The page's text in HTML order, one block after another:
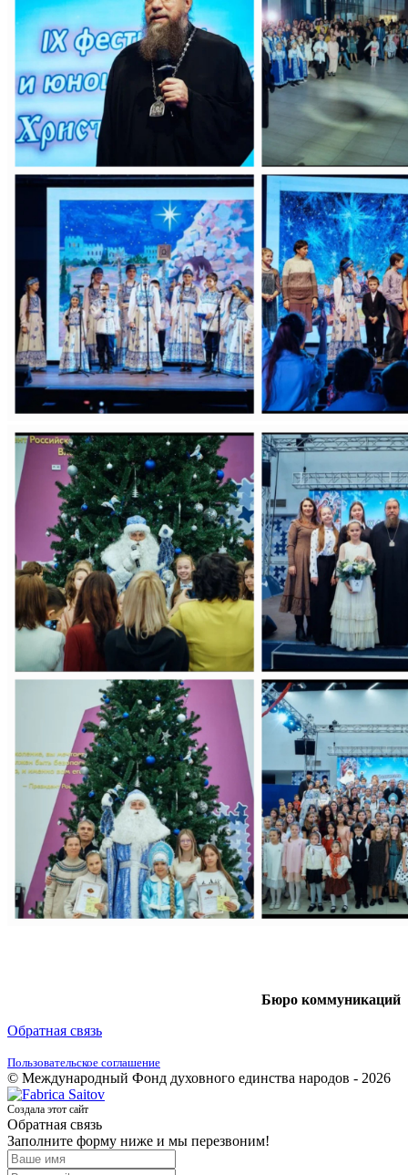
Бюро коммуникаций
Обратная связь
Пользовательское соглашение
© Международный Фонд духовного единства народов - 2026
Создала этот сайт
Обратная связь
Заполните форму ниже и мы перезвоним!